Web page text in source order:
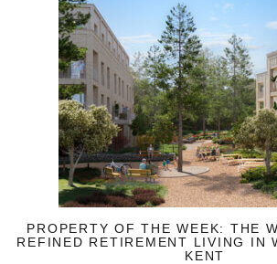
PROPERTY OF THE WEEK: THE
REFINED RETIREMENT LIVING IN
KENT